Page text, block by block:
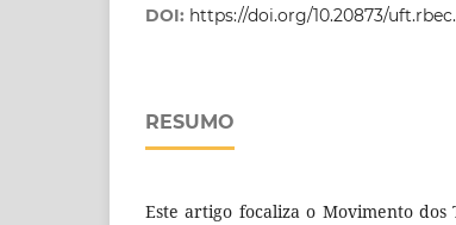
DOI: https://doi.org/10.20873/
RESUMO
Este artigo focaliza o Movimento